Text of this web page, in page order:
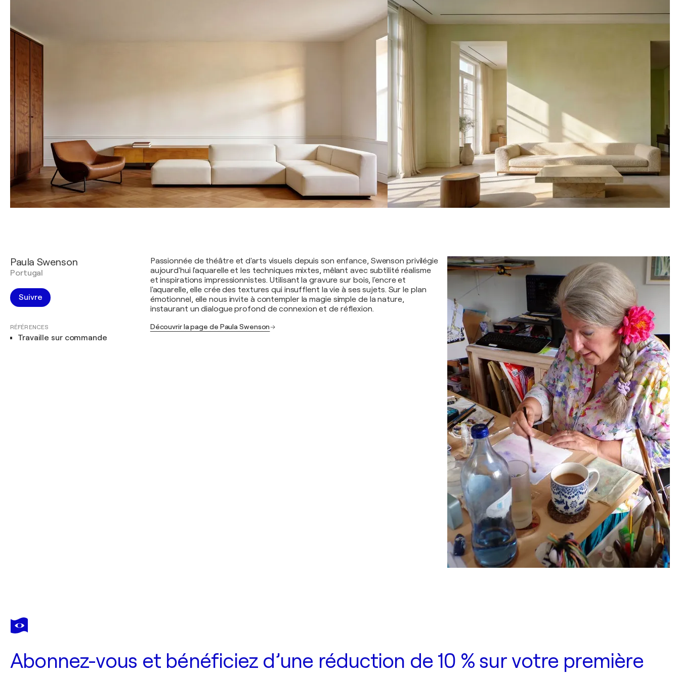
Paula Swenson
Portugal
Suivre
RÉFÉRENCES
Travaille sur commande
Passionnée de théâtre et d'arts visuels depuis son enfance, Swenson privilégie
aujourd'hui l'aquarelle et les techniques mixtes, mêlant avec subtilité réalisme
et inspirations impressionnistes. Utilisant la gravure sur bois, l'encre et
l'aquarelle, elle crée des textures qui insufflent la vie à ses sujets. Sur le plan
émotionnel, elle nous invite à contempler la magie simple de la nature,
instaurant un dialogue profond de connexion et de réflexion.
Découvrir la page de Paula Swenson
Abonnez-vous et bénéficiez d’une réduction de 10 % sur votre première